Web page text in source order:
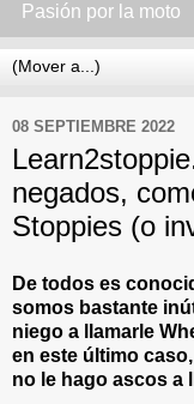
Pasión por la moto
08 SEPTIEMBRE 2022
negados,
Stoppies (o
De todos es
somos bastante
niego a llamarle
en este último
no le hago ascos a